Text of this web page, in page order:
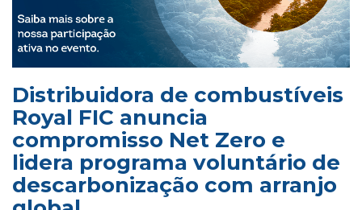
Distribuidora de combustíveis
Royal FIC anuncia
compromisso Net Zero e
lidera programa voluntário de
descarbonização com arranjo